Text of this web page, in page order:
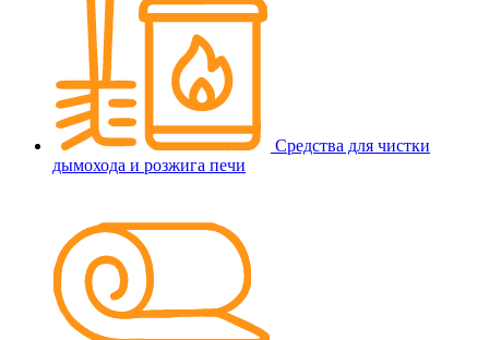
Средства для чистки
дымохода и розжига печи